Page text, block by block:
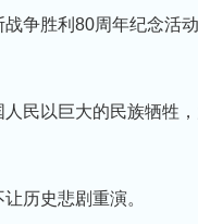
争胜利80周年纪念活
民以巨大的民族牺牲
历史悲剧重演。